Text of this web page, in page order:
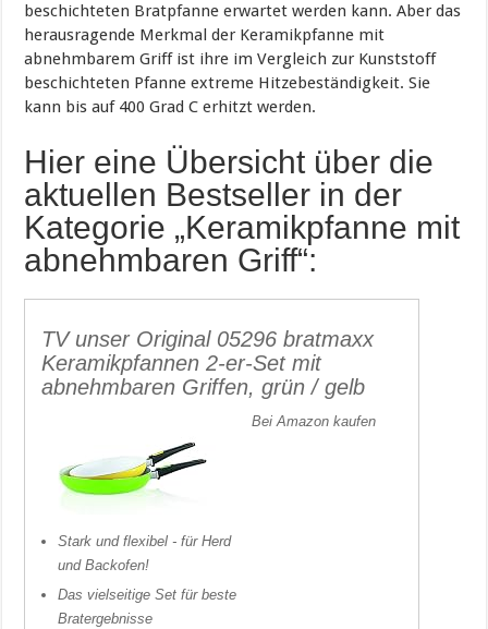
beschichteten Bratpfanne erwartet werden kann. Aber das
herausragende Merkmal der Keramikpfanne mit
abnehmbarem Griff ist ihre im Vergleich zur Kunststoff
beschichteten Pfanne extreme Hitzebeständigkeit. Sie
kann bis auf 400 Grad C erhitzt werden.
Hier eine Übersicht über die
aktuellen Bestseller in der
Kategorie „Keramikpfanne mit
abnehmbaren Griff“:
TV unser Original 05296 bratmaxx
Keramikpfannen 2-er-Set mit
abnehmbaren Griffen, grün / gelb
Stark und flexibel - für Herd
und Backofen!
Das vielseitige Set für beste
Bratergebnisse
Bei Amazon kaufen